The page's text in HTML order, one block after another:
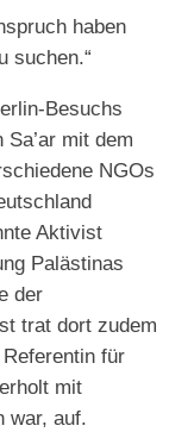
haben
suchen.“
Besuchs
mit dem
NGOs
Aktivist
Palästinas
der
trat dort zudem
für
mit
war, auf.